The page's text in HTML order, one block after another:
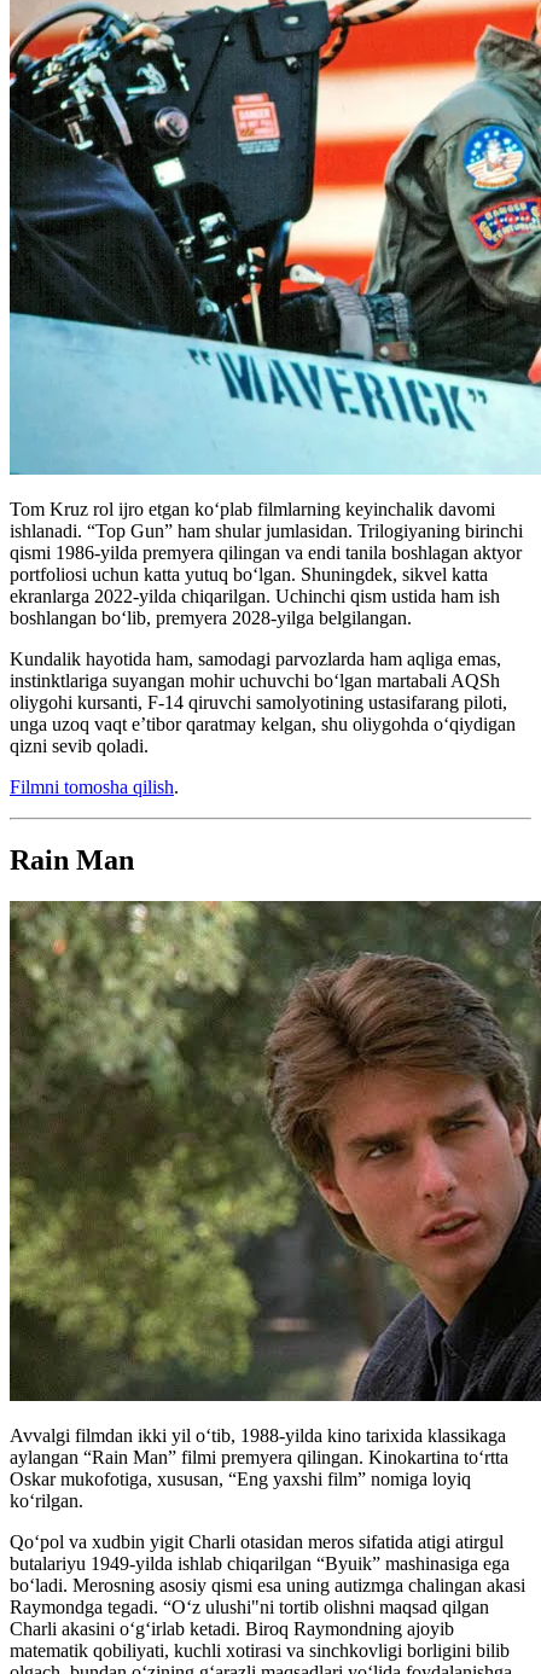
Tom Kruz rol ijro etgan koʻplab filmlarning keyinchalik davomi
ishlanadi. “Top Gun” ham shular jumlasidan. Trilogiyaning birinchi
qismi 1986-yilda premyera qilingan va endi tanila boshlagan aktyor
portfoliosi uchun katta yutuq boʻlgan. Shuningdek, sikvel katta
ekranlarga 2022-yilda chiqarilgan. Uchinchi qism ustida ham ish
boshlangan boʻlib, premyera 2028-yilga belgilangan.
Kundalik hayotida ham, samodagi parvozlarda ham aqliga emas,
instinktlariga suyangan mohir uchuvchi boʻlgan martabali AQSh
oliygohi kursanti, F-14 qiruvchi samolyotining ustasifarang piloti,
unga uzoq vaqt e’tibor qaratmay kelgan, shu oliygohda oʻqiydigan
qizni sevib qoladi.
Filmni tomosha qilish.
Rain Man
Avvalgi filmdan ikki yil oʻtib, 1988-yilda kino tarixida klassikaga
aylangan “Rain Man” filmi premyera qilingan. Kinokartina toʻrtta
Oskar mukofotiga, xususan, “Eng yaxshi film” nomiga loyiq
koʻrilgan.
Qo‘pol va xudbin yigit Charli otasidan meros sifatida atigi atirgul
butalariyu 1949-yilda ishlab chiqarilgan “Byuik” mashinasiga ega
bo‘ladi. Merosning asosiy qismi esa uning autizmga chalingan akasi
Raymondga tegadi. “O‘z ulushi"ni tortib olishni maqsad qilgan
Charli akasini o‘g‘irlab ketadi. Biroq Raymondning ajoyib
matematik qobiliyati, kuchli xotirasi va sinchkovligi borligini bilib